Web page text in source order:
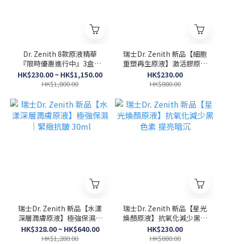
Dr. Zenith 8款原液精華
『限時優惠進行中』3盒任
選$600
HK$230.00 ~ HK$1,150.00
HK$1,800.00
瑞士Dr. Zenith 新品【細胞
重塑再生原液】激活膠原蛋
白｜從根源改善膚質
HK$230.00
HK$880.00
瑞士Dr. Zenith 新品【水漾
深層潤膚原液】極強保濕｜
緊緻抗皺 30ml
HK$328.00 ~ HK$640.00
HK$1,280.00
瑞士Dr. Zenith 新品【星光
煥顏原液】抗氧化減少黑色
素 提亮暗沉
HK$230.00
HK$880.00